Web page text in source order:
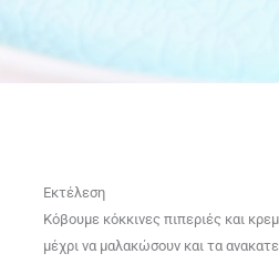
Εκτέλεση
Κόβουμε κόκκινες πιπεριές και
μέχρι να μαλακώσουν και τα